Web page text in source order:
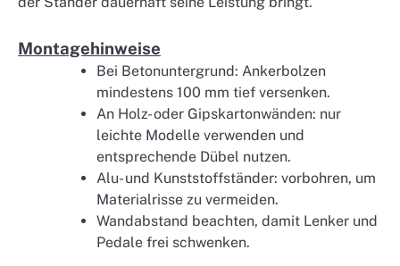
Montagehinweise
Bei Betonuntergrund: Ankerbolzen
mindestens 100 mm tief versenken.
An Holz- oder Gipskartonwänden: nur
leichte Modelle verwenden und
entsprechende Dübel nutzen.
Alu- und Kunststoffständer: vorbohren, um
Materialrisse zu vermeiden.
Wandabstand beachten, damit Lenker und
Pedale frei schwenken.